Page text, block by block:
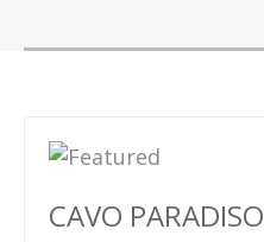
CAVO PARADISO